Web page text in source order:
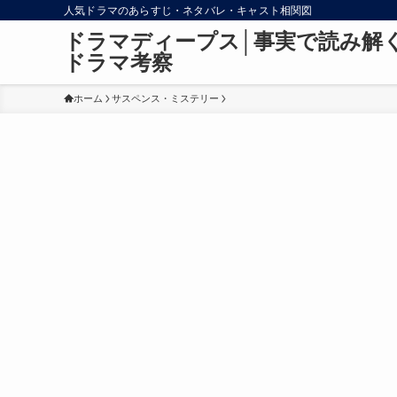
人気ドラマのあらすじ・ネタバレ・キャスト相関図
ドラマディープス│事実で読み解
ドラマ考察
ホーム サスペンス・ミステリー